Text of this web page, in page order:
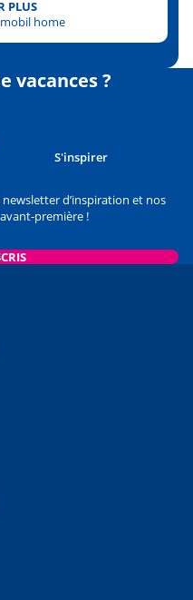
PLUS
home
vacances ?
S'inspirer
d’inspiration et nos
première !